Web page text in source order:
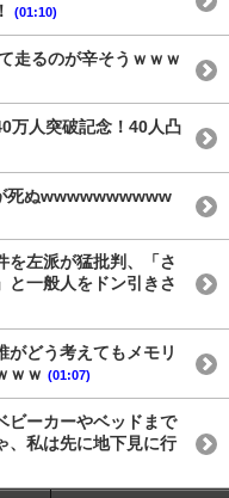
(01:10)
走るのが辛そうｗｗｗ
万人突破記念！40人凸
死ぬwwwwwwwwww
を左派が猛批判、「さ
と一般人をドン引きさ
がどう考えてもメモリ
ｗｗ (01:07)
ビーカーやベッドまで
、私は先に地下見に行